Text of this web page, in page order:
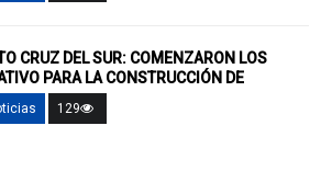
CRUZ DEL SUR: COMENZARON LOS
PARA LA CONSTRUCCIÓN DE
129